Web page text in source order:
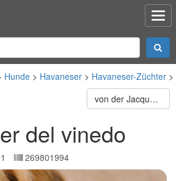
Hunde Havaneser
Havaneser-Züchter
von der Jacquelinenburg
del vinedo
269801994